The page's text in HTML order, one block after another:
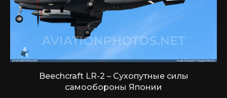
Beechcraft LR-2 – Сухопутные силы
самообороны Японии